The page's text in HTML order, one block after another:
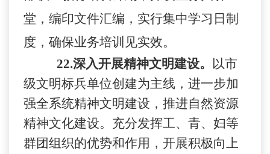
堂，编印文件汇编，实行集中学习日制
度，确保业务培训见实效。
22.深入开展精神文明建设。
以市
级文明标兵单位创建为主线，进一步加
强全系统精神文明建设，推进自然资源
精神文化建设。充分发挥工、青、妇等
群团组织的优势和作用，开展积极向上